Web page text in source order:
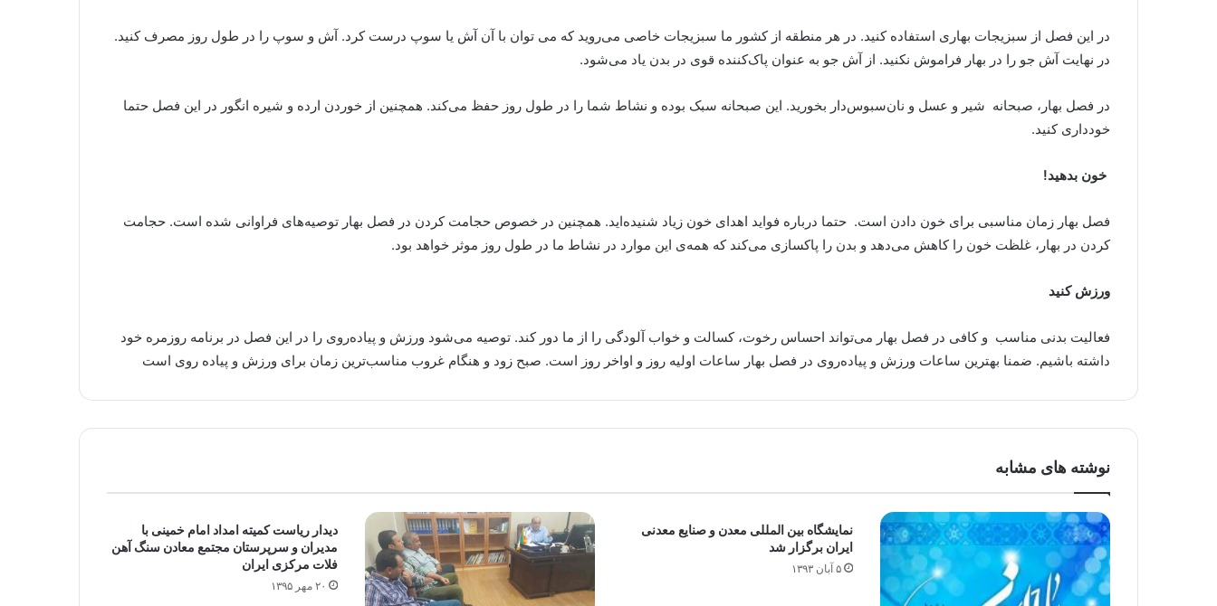
در این فصل از سبزیجات بهاری استفاده کنید. در هر منطقه از کشور ما سبزیجات خاصی می‌روید که می توان با آن آش یا سوپ درست کرد. آش و سوپ را در طول روز مصرف کنید.
در نهایت آش جو را در بهار فراموش نکنید. از آش جو به عنوان پاک‌کننده قوی در بدن یاد می‌شود.
در فصل بهار، صبحانه شیر و عسل و نان‌سبوس‌دار بخورید. این صبحانه سبک بوده و نشاط شما را در طول روز حفظ می‌کند. همچنین از خوردن ارده و شیره انگور در این فصل حتما
خودداری کنید.
خون بدهید!
فصل بهار زمان مناسبی برای خون دادن است. حتما درباره فواید اهدای خون زیاد شنیده‌اید. همچنین در خصوص حجامت کردن در فصل بهار توصیه‌های فراوانی شده است. حجامت
کردن در بهار، غلظت خون را کاهش می‌دهد و بدن را پاکسازی می‌کند که همه‌ی این موارد در نشاط ما در طول روز موثر خواهد بود.
ورزش کنید
فعالیت بدنی مناسب و کافی در فصل بهار می‌تواند احساس رخوت، کسالت و خواب آلودگی را از ما دور کند. توصیه می‌شود ورزش و پیاده‌روی را در این فصل در برنامه روزمره خود
داشته باشیم. ضمنا بهترین ساعات ورزش و پیاده‌روی در فصل بهار ساعات اولیه روز و اواخر روز است. صبح زود و هنگام غروب مناسب‌ترین زمان برای ورزش و پیاده روی است
نوشته های مشابه
نمایشگاه بین المللی معدن و صنایع معدنی
ایران برگزار شد
۵ آبان ۱۳۹۳
دیدار ریاست کمیته امداد امام خمینی با
مدیران و سرپرستان مجتمع معادن سنگ آهن
فلات مرکزی ایران
۲۰ مهر ۱۳۹۵